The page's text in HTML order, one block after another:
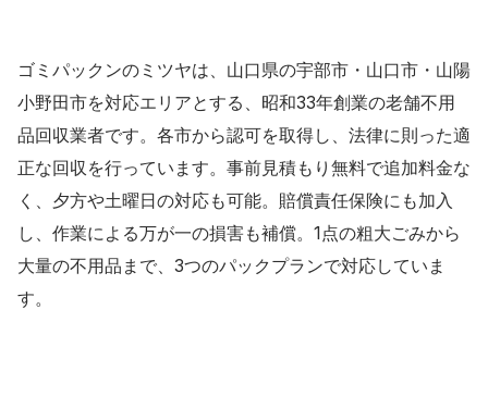
ゴミパックンのミツヤは、山口県の宇部市・山口市・山陽
小野田市を対応エリアとする、昭和33年創業の老舗不用
品回収業者です。各市から認可を取得し、法律に則った適
正な回収を行っています。事前見積もり無料で追加料金な
く、夕方や土曜日の対応も可能。賠償責任保険にも加入
し、作業による万が一の損害も補償。1点の粗大ごみから
大量の不用品まで、3つのパックプランで対応していま
す。